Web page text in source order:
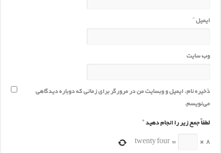
ایمیل*
وب‌ سایت
ذخیره نام، ایمیل و وبسایت من در مرورگر برای زمانی که دوباره دیدگاهی
می‌نویسم.
لطفاً جمع زیر را انجام دهید*
8
×
=
twenty four